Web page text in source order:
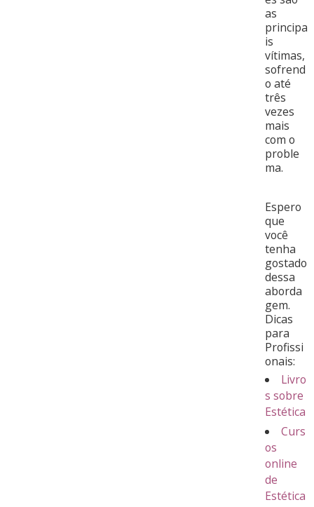
as
principa
is
vítimas,
sofrend
o até
três
vezes
mais
com o
proble
ma.
Espero
que
você
tenha
gostado
dessa
aborda
gem.
Dicas
para
Profissi
onais:
Livro
s sobre
Estética
Curs
os
online
de
Estética